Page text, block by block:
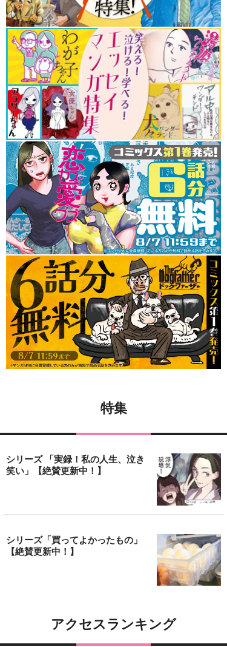
特集
シリーズ 「実録！私の人生、泣き
笑い」【絶賛更新中！】
シリーズ「買ってよかったもの」
【絶賛更新中！】
アクセスランキング